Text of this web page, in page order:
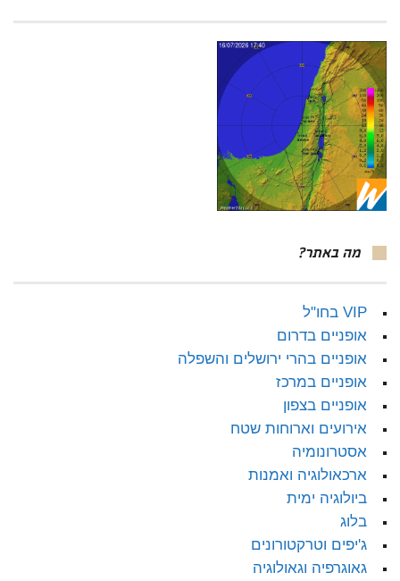
מה באתר?
VIP בחו"ל
אופניים בדרום
אופניים בהרי ירושלים והשפלה
אופניים במרכז
אופניים בצפון
אירועים וארוחות שטח
אסטרונומיה
ארכאולוגיה ואמנות
ביולוגיה ימית
בלוג
ג'יפים וטרקטורונים
גאוגרפיה וגאולוגיה